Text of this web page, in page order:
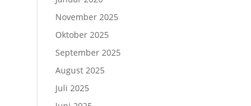
November 2025
Oktober 2025
September 2025
August 2025
Juli 2025